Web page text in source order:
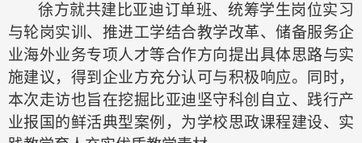
徐方就共建比亚迪订单班、统筹学生岗位实习
与轮岗实训、推进工学结合教学改革、储备服务企
业海外业务专项人才等合作方向提出具体思路与实
施建议，得到企业方充分认可与积极响应。同时，
本次走访也旨在挖掘比亚迪坚守科创自立、践行产
业报国的鲜活典型案例，为学校思政课程建设、实